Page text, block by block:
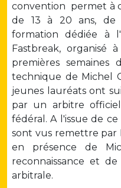
convention permet à
de 13 à 20 ans, de
formation dédiée à
Fastbreak, organisé
premières
technique de Michel
jeunes lauréats ont
par un arbitre
fédéral. A l'issue de
sont vus remettre par
en présence de
reconnaissance et
arbitrale.